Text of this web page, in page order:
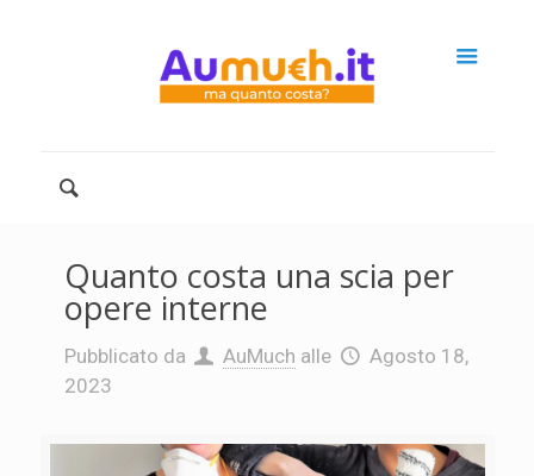
Quanto costa una scia per
opere interne
Pubblicato da AuMuch alle
Agosto 18,
2023